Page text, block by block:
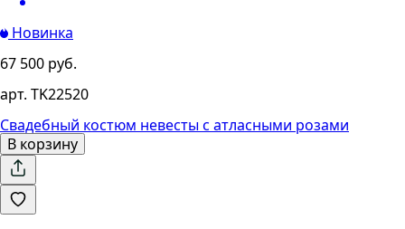
Новинка
67 500 руб.
арт. TK22520
Свадебный костюм невесты с атласными розами
В корзину